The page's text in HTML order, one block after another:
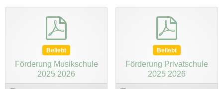
Beliebt
Förderung Musikschule
2025 2026
Beliebt
Förderung Privatschule
2025 2026